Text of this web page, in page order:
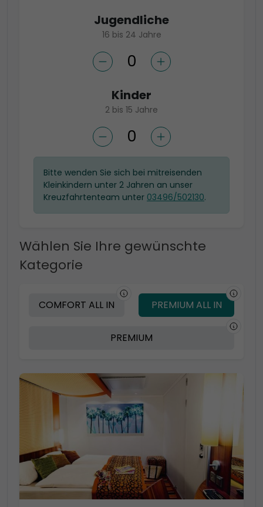
Jugendliche
16 bis 24 Jahre
Kinder
2 bis 15 Jahre
Bitte wenden Sie sich bei mitreisenden
Kleinkindern unter 2 Jahren an unser
Kreuzfahrtenteam unter 03496/502130.
Wählen Sie Ihre gewünschte
Kategorie
COMFORT ALL IN PREMIUM ALL IN
PREMIUM